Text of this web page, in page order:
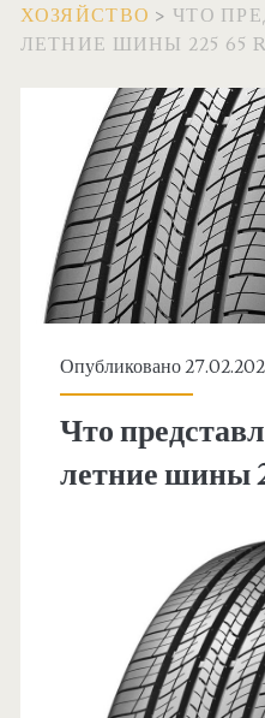
ХОЗЯЙСТВО > ЧТО
ЛЕТНИЕ ШИНЫ 225 65
Опубликовано
Что
летние шины